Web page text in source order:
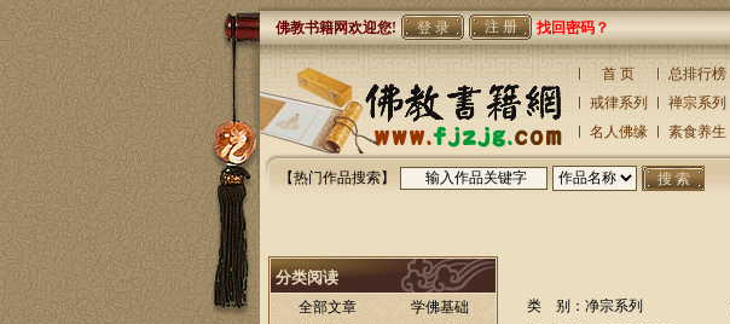
佛教书籍网欢迎您! 注 册 找回密码？
首 页 总排行榜
戒律系列
禅宗系列
名人佛缘
素食养生
【热门作品搜索】
分类阅读
全部文章
学佛基础
类 别：净宗系列